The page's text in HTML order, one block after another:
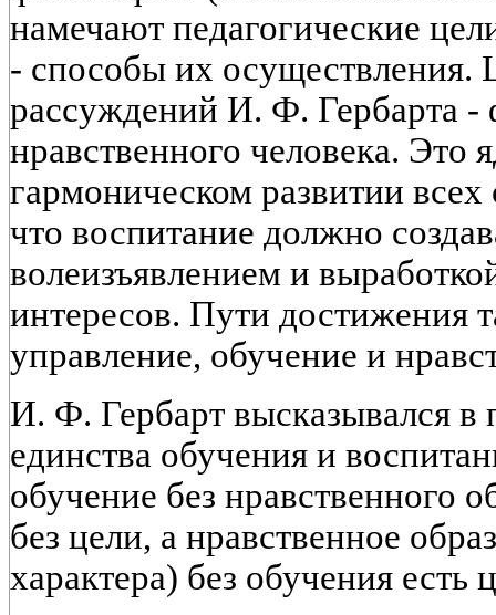
намечают педагогические
- способы их осуществления.
рассуждений И. Ф. Гербарта -
нравственного человека. Это
гармоническом развитии
что воспитание должно
волеизъявлением и
интересов. Пути достижения
управление, обучение и
И. Ф. Гербарт высказывался в
единства обучения и
обучение без нравственного
без цели, а нравственное
характера) без обучения есть